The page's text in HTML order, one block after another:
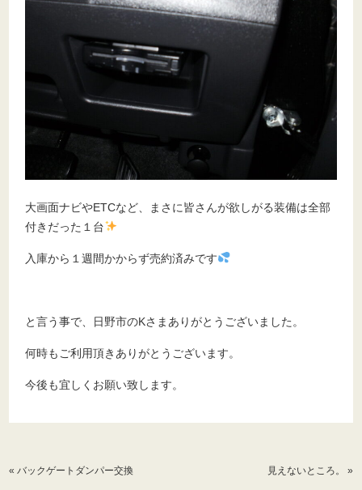
大画面ナビやETCなど、まさに皆さんが欲しがる装備は全部
付きだった１台
入庫から１週間かからず売約済みです
と言う事で、日野市のKさまありがとうございました。
何時もご利用頂きありがとうございます。
今後も宜しくお願い致します。
«バックゲートダンパー交換 見えないところ。 »